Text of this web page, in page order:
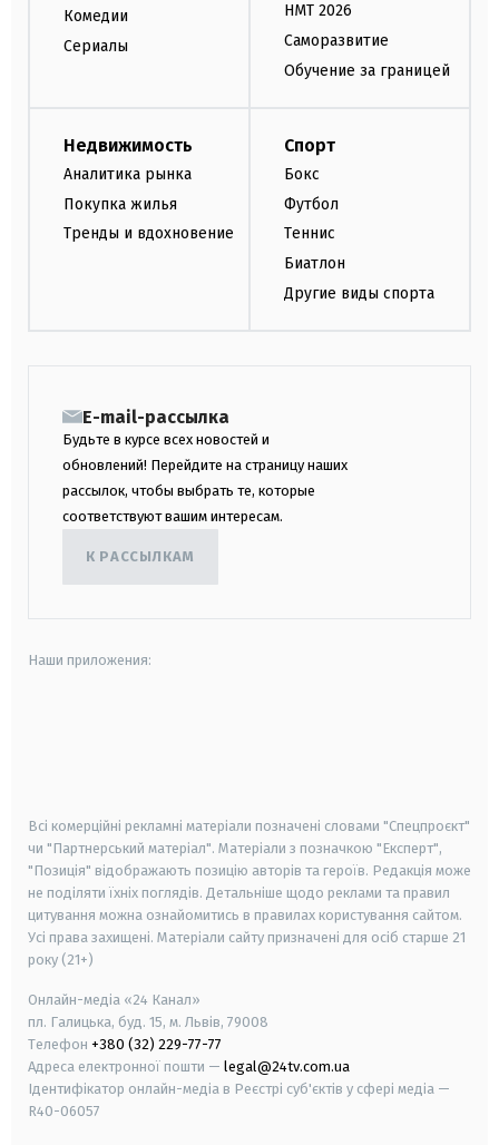
Комедии
Сериалы
НМТ 2026
Саморазвитие
Обучение за границей
Недвижимость
Аналитика рынка
Покупка жилья
Тренды и вдохновение
Спорт
Бокс
Футбол
Теннис
Биатлон
Другие виды спорта
E-mail-рассылка
Будьте в курсе всех новостей и
обновлений! Перейдите на страницу наших
рассылок, чтобы выбрать те, которые
соответствуют вашим интересам.
К РАССЫЛКАМ
Наши приложения:
Всі комерційні рекламні матеріали позначені словами "Спецпроєкт"
чи "Партнерський матеріал". Матеріали з позначкою "Експерт",
"Позиція" відображають позицію авторів та героїв. Редакція може
не поділяти їхніх поглядів. Детальніше щодо реклами та правил
цитування можна ознайомитись в правилах користування сайтом.
Усі права захищені. Матеріали сайту призначені для осіб старше 21
року (21+)
Онлайн-медіа «24 Канал»
пл. Галицька, буд. 15, м. Львів, 79008
Телефон +380 (32) 229-77-77
Адреса електронної пошти — legal@24tv.com.ua
Ідентифікатор онлайн-медіа в Реєстрі суб'єктів у сфері медіа —
R40-06057